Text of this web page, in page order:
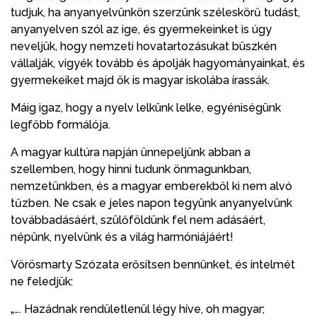
tudjuk, ha anyanyelvünkön szerzünk széleskörű tudást,
anyanyelven szól az ige, és gyermekeinket is úgy
neveljük, hogy nemzeti hovatartozásukat büszkén
vállalják, vigyék tovább és ápolják hagyományainkat, és
gyermekeiket majd ők is magyar iskolába írassák.
Máig igaz, hogy a nyelv lelkünk lelke, egyéniségünk
legfőbb formálója.
A magyar kultúra napján ünnepeljünk abban a
szellemben, hogy hinni tudunk önmagunkban,
nemzetünkben, és a magyar emberekből ki nem alvó
tűzben. Ne csak e jeles napon tegyünk anyanyelvünk
továbbadásáért, szülőföldünk fel nem adásáért,
népünk, nyelvünk és a világ harmóniájáért!
Vörösmarty Szózata erősítsen bennünket, és intelmét
ne feledjük:
„…. Hazádnak rendületlenül légy híve, oh magyar;